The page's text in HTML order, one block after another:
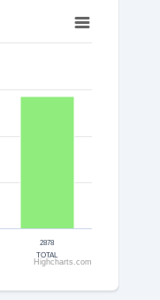
2878
TOTAL
Highcharts.com